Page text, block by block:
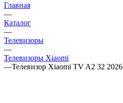
Главная
—
Каталог
—
Телевизоры
—
Телевизоры Xiaomi
—Телевизор Xiaomi TV A2 32 2026